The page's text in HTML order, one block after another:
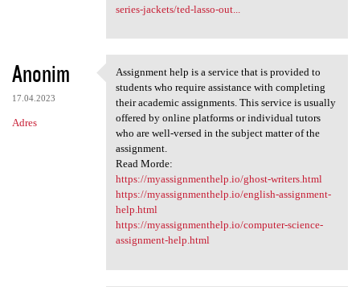
series-jackets/ted-lasso-out...
Anonim
17.04.2023
Adres
Assignment help is a service
Assignment help is a service that is provided to
students who require assistance with completing
their academic assignments. This service is usually
offered by online platforms or individual tutors
who are well-versed in the subject matter of the
assignment.
Read Morde:
https://myassignmenthelp.io/ghost-writers.html
https://myassignmenthelp.io/english-assignment-
help.html
https://myassignmenthelp.io/computer-science-
assignment-help.html